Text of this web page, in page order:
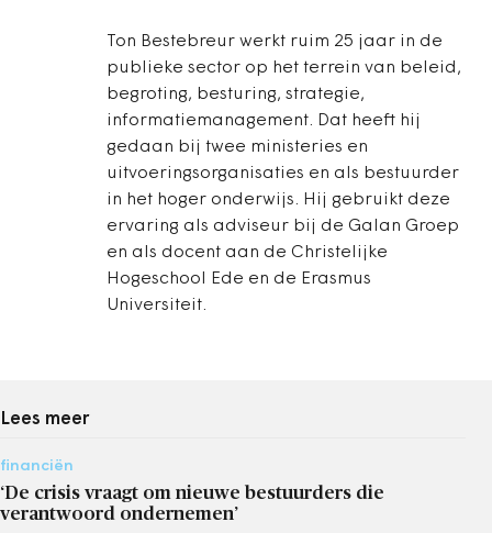
Ton Bestebreur werkt ruim 25 jaar in de
publieke sector op het terrein van beleid,
begroting, besturing, strategie,
informatiemanagement. Dat heeft hij
gedaan bij twee ministeries en
uitvoeringsorganisaties en als bestuurder
in het hoger onderwijs. Hij gebruikt deze
ervaring als adviseur bij de Galan Groep
en als docent aan de Christelijke
Hogeschool Ede en de Erasmus
Universiteit.
Lees meer
financiën
‘De crisis vraagt om nieuwe bestuurders die
verantwoord ondernemen’